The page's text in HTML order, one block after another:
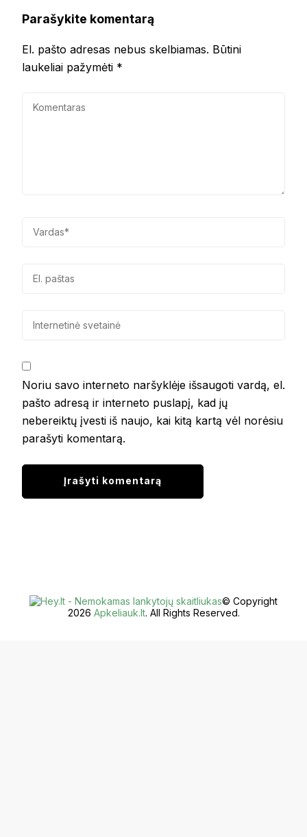
Parašykite komentarą
El. pašto adresas nebus skelbiamas. Būtini
laukeliai pažymėti *
Noriu savo interneto naršyklėje išsaugoti vardą, el.
pašto adresą ir interneto puslapį, kad jų
nebereiktų įvesti iš naujo, kai kitą kartą vėl norėsiu
parašyti komentarą.
© Copyright
2026 Apkeliauk.lt. All Rights Reserved.